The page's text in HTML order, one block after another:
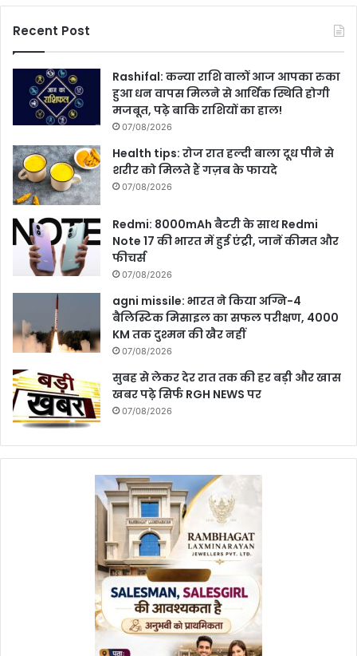
Recent Post
Rashifal: कन्या राशि वालों आज आपका रुका
हुआ धन वापस मिलने से आर्थिक स्थिति होगी
मजबूत, पढ़े बाकि राशियों का हाल!
07/08/2026
Health tips: रोज रात हल्दी बाला दूध पीने से
शरीर को मिलते हैं गज़ब के फायदे
07/08/2026
Redmi: 8000mAh बैटरी के साथ Redmi
Note 17 की भारत में हुई एंट्री, जानें कीमत और
फीचर्स
07/08/2026
agni missile: भारत ने किया अग्नि-4
बैलिस्टिक मिसाइल का सफल परीक्षण, 4000
KM तक दुश्मन की खैर नहीं
07/08/2026
सुबह से लेकर देर रात तक की हर बड़ी और खास
खबर पढ़े सिर्फ RGH NEWS पर
07/08/2026